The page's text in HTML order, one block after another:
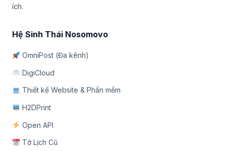
ích.
Hệ Sinh Thái Nosomovo
OmniPost (Đa kênh)
DigiCloud
Thiết kế Website & Phần mềm
H2DPrint
Open API
Tờ Lịch Cũ